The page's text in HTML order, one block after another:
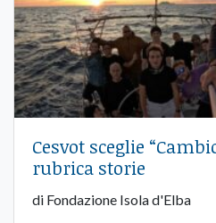
Cesvot sceglie
rubrica storie
di Fondazione Isola d'Elba